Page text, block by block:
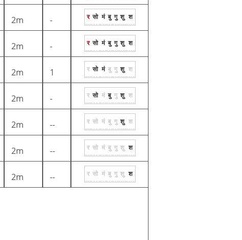
2m - र सो मं बु गु शु श
2m - र सो मं बु गु शु श
2m 1 र सो मं बु गु शु श
2m - र सो मं बु गु शु श
2m -- र सो मं बु गु शु श
2m -- र सो मं बु गु शु श
2m -- र सो मं बु गु शु श